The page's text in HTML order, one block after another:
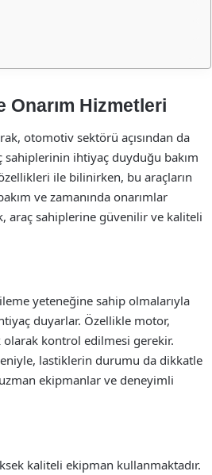
Onarım Hizmetleri
otomotiv sektörü açısından da
sahiplerinin ihtiyaç duyduğu bakım
ile bilinirken, bu araçların
ve zamanında onarımlar
araç sahiplerine güvenilir ve kaliteli
yeteneğine sahip olmalarıyla
duyarlar. Özellikle motor,
kontrol edilmesi gerekir.
lastiklerin durumu da dikkatle
ekipmanlar ve deneyimli
kaliteli ekipman kullanmaktadır.